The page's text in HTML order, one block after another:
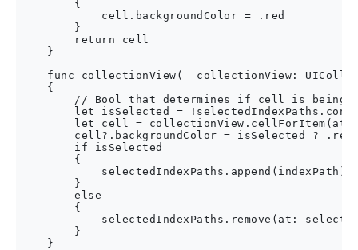
        {
            cell.backgroundColor = .red
        }
        return cell
    }
func collectionView(_ collectionView:
    {
// Bool that determines if cell is being
let isSelected =
let cell = collectionView.cellForItem(at:
cell?.backgroundColor = isSelected ? .red
        if isSelected
        {
            selectedIndexPaths.append(indexPath)
        }
        else
        {
selectedIndexPaths.remove(at:
        }
    }